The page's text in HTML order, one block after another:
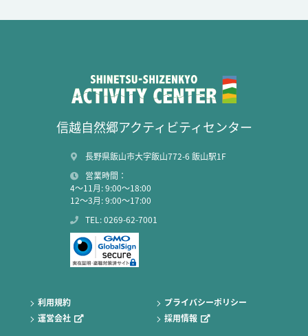
信越自然郷アクティビティセンター
長野県飯山市大字飯山772-6 飯山駅1F
営業時間：
4～11月: 9:00～18:00
12～3月: 9:00～17:00
TEL: 0269-62-7001
運営会社 採用情報
利用規約 プライバシーポリシー